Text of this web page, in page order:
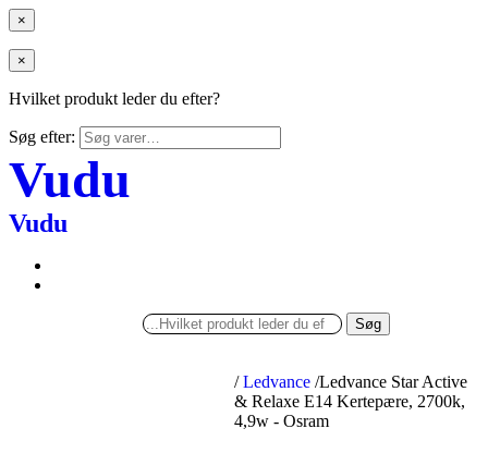
×
×
Hvilket produkt leder du efter?
Søg efter:
Vudu
Vudu
Søg
/ Ledvance /Ledvance Star Active
& Relaxe E14 Kertepære, 2700k,
4,9w - Osram